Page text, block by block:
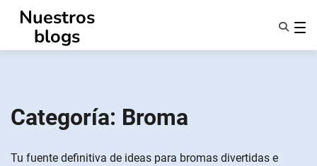
contenido
Nuestros
blogs
Notificar a los socios
Categoría: Broma
Tu fuente definitiva de ideas para bromas divertidas e